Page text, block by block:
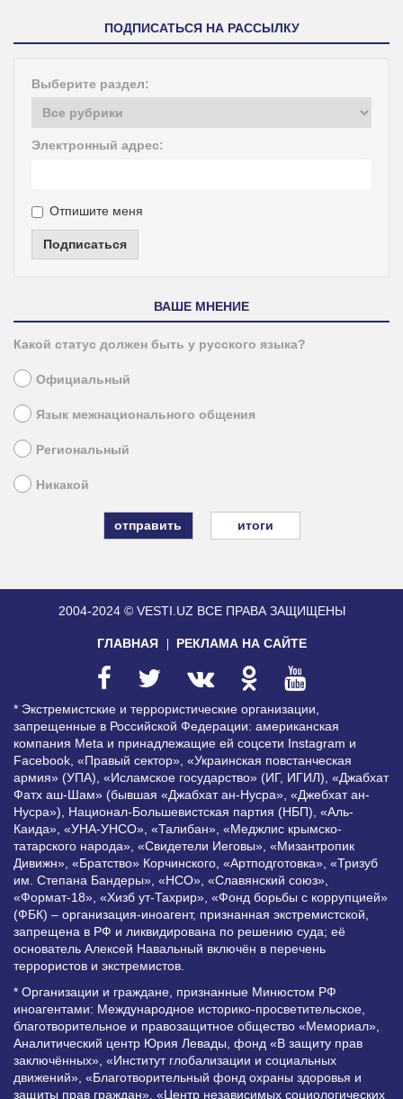
ПОДПИСАТЬСЯ НА РАССЫЛКУ
Выберите раздел:
Электронный адрес:
Отпишите меня
Подписаться
ВАШЕ МНЕНИЕ
Какой статус должен быть у русского языка?
Официальный
Язык межнационального общения
Региональный
Никакой
итоги
2004-2024 © VESTI.UZ ВСЕ ПРАВА ЗАЩИЩЕНЫ
ГЛАВНАЯ РЕКЛАМА НА САЙТЕ
* Экстремистские и террористические организации,
запрещенные в Российской Федерации: американская
компания Meta и принадлежащие ей соцсети Instagram и
Facebook, «Правый сектор», «Украинская повстанческая
армия» (УПА), «Исламское государство» (ИГ, ИГИЛ), «Джабхат
Фатх аш-Шам» (бывшая «Джабхат ан-Нусра», «Джебхат ан-
Нусра»), Национал-Большевистская партия (НБП), «Аль-
Каида», «УНА-УНСО», «Талибан», «Меджлис крымско-
татарского народа», «Свидетели Иеговы», «Мизантропик
Дивижн», «Братство» Корчинского, «Артподготовка», «Тризуб
им. Степана Бандеры», «НСО», «Славянский союз»,
«Формат-18», «Хизб ут-Тахрир», «Фонд борьбы с коррупцией»
(ФБК) – организация-иноагент, признанная экстремистской,
запрещена в РФ и ликвидирована по решению суда; её
основатель Алексей Навальный включён в перечень
террористов и экстремистов.
* Организации и граждане, признанные Минюстом РФ
иноагентами: Международное историко-просветительское,
благотворительное и правозащитное общество «Мемориал»,
Аналитический центр Юрия Левады, фонд «В защиту прав
заключённых», «Институт глобализации и социальных
движений», «Благотворительный фонд охраны здоровья и
защиты прав граждан», «Центр независимых социологических